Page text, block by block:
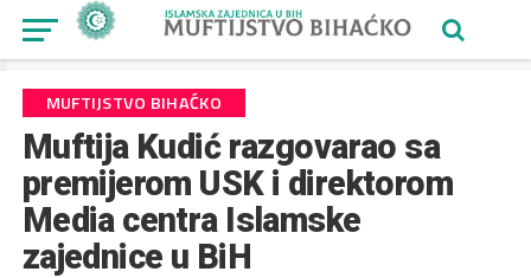
MUFTIJSTVO BIHAĆKO
Muftija Kudić razgovarao sa
premijerom USK i direktorom
Media centra Islamske
zajednice u BiH